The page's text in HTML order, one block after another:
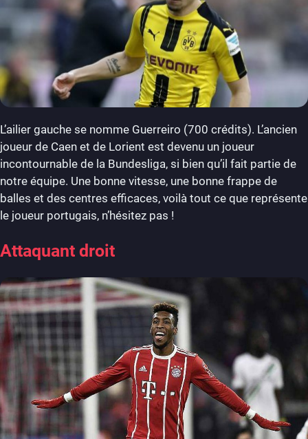
L’ailier gauche se nomme Guerreiro (700 crédits). L’ancien
joueur de Caen et de Lorient est devenu un joueur
incontournable de la Bundesliga, si bien qu’il fait partie de
notre équipe. Une bonne vitesse, une bonne frappe de
balles et des centres efficaces, voilà tout ce que représente
le joueur portugais, n’hésitez pas !
Attaquant droit